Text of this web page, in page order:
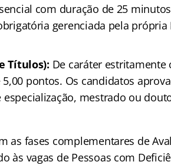
com duração de 25
gerenciada pela própria
Títulos): De caráter
pontos. Os candidatos
especialização, mestrado ou
as fases complementares de
às vagas de Pessoas com